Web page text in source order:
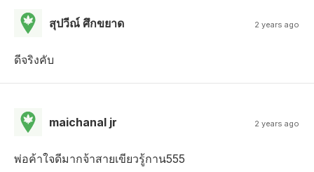
สุปวีณ์ ศึกขยาด 2 years ago
ดีจริงคับ
maichanal jr 2 years ago
พ่อค้าใจดีมากจ้าสายเขียวรู้กาน555